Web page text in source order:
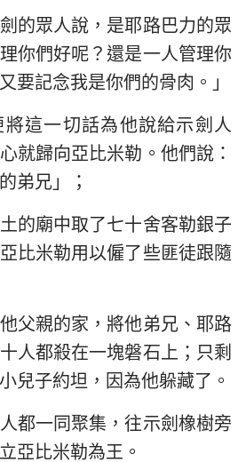
約伯記
箴言
耶利米書
以西結書
何西阿書
阿摩司書
那鴻書
西番雅書
撒迦利亞書
劍的眾人說，是耶路巴力的眾
你們好呢？還是一人管理你
要記念我是你們的骨肉。」
這一切話為他說給示劍人
就歸向亞比米勒。他們說：
弟兄」；
的廟中取了七十舍客勒銀子
比米勒用以僱了些匪徒跟隨
父親的家，將他弟兄、耶路
人都殺在一塊磐石上；只剩
兒子約坦，因為他躲藏了。
都一同聚集，往示劍橡樹旁
亞比米勒為王。